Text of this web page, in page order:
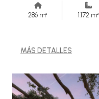
286 m² 1.172 m²
MÁS DETALLES